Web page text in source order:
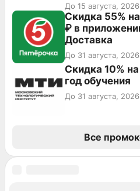
До 15 августа, 2026
Скидка 55%
₽ в
Доставка
До 31 августа, 2026
Скидка 10%
год обучения
До 31 августа, 2026
Все